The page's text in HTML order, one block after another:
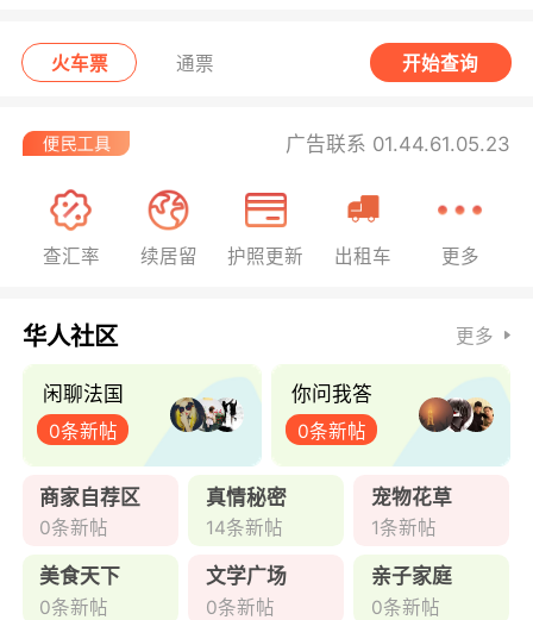
火车票 通票 开始查询
广告联系 01.44.61.05.23
查汇率 续居留 护照更新 出租车 更多
华人社区 更多
闲聊法国
0条新帖
你问我答
0条新帖
商家自荐区
0条新帖
真情秘密
14条新帖
宠物花草
1条新帖
美食天下
0条新帖
文学广场
0条新帖
亲子家庭
0条新帖